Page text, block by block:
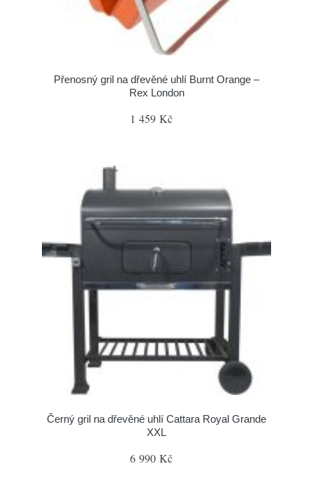
Přenosný gril na dřevěné uhlí Burnt Orange –
Rex London
1 459 Kč
Černý gril na dřevěné uhlí Cattara Royal Grande
XXL
6 990 Kč